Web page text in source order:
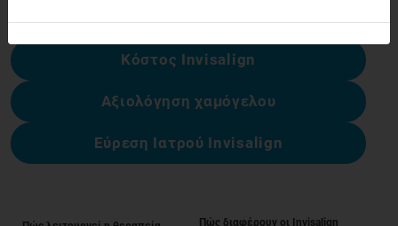
Κόστος Invisalign
Αξιολόγηση χαμόγελου
Εύρεση Ιατρού Invisalign
Πώς διαφέρουν οι Invisalign